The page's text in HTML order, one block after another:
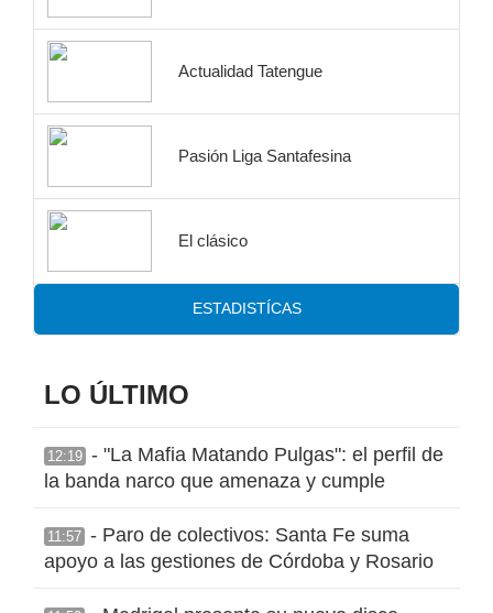
Actualidad Tatengue
Pasión Liga Santafesina
El clásico
ESTADISTÍCAS
LO ÚLTIMO
12:19 - "La Mafia Matando Pulgas": el perfil de
la banda narco que amenaza y cumple
11:57 - Paro de colectivos: Santa Fe suma
apoyo a las gestiones de Córdoba y Rosario